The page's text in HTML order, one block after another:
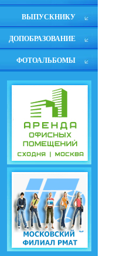
ВЫПУСКНИКУ
ДОПОБРАЗОВАНИЕ
ФОТОАЛЬБОМЫ